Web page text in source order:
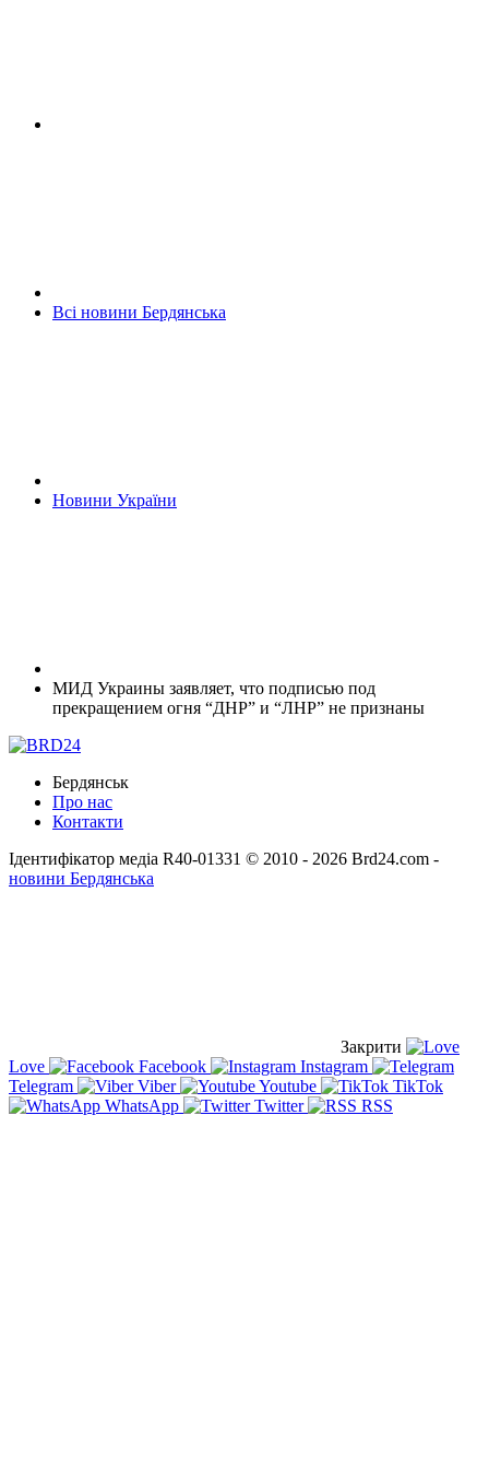
Всі новини Бердянська
Новини України
МИД Украины заявляет, что подписью под
прекращением огня “ДНР” и “ЛНР” не признаны
Бердянськ
Про нас
Контакти
Ідентифікатор медіа R40-01331 © 2010 - 2026 Brd24.com -
новини Бердянська
Закрити
Love
Facebook
Instagram
Telegram
Viber Youtube
TikTok
WhatsApp
Twitter RSS